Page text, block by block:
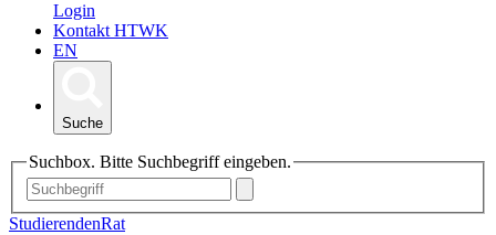
Login
Kontakt HTWK
EN
Suche
Suchbox. Bitte Suchbegriff eingeben.
StudierendenRat